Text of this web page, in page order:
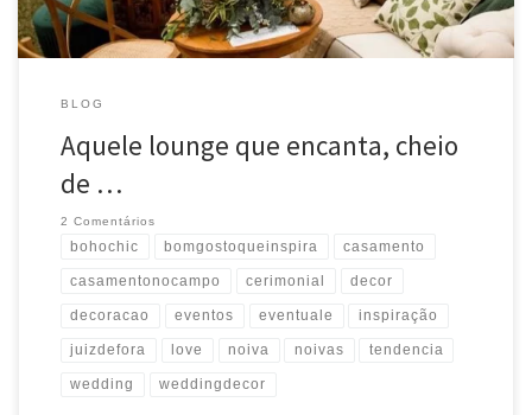
BLOG
Aquele lounge que encanta, cheio
de …
2 Comentários
bohochic bomgostoqueinspira casamento
casamentonocampo cerimonial decor
decoracao eventos eventuale inspiração
juizdefora love noiva noivas tendencia
wedding weddingdecor